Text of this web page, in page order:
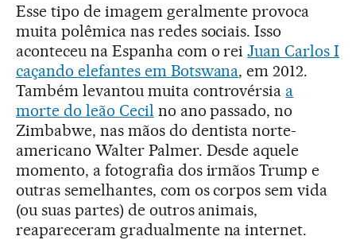
Esse tipo de imagem geralmente provoca
muita polêmica nas redes sociais. Isso
aconteceu na Espanha com o reiJuan Carlos I
caçando elefantes em Botswana, em 2012.
Também levantou muita controvérsia a
morte do leão Cecil no ano passado, no
Zimbabwe, nas mãos do dentista norte-
americano Walter Palmer. Desde aquele
momento, a fotografia dos irmãos Trump e
outras semelhantes, com os corpos sem vida
(ou suas partes) de outros animais,
reapareceram gradualmente na internet.